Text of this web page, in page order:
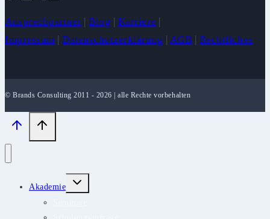
Ansprechpartner |Blog | Karriere |
Impressum |Datenschutzerklärung | AGB | Rechtliches
© Brands Consulting 2011 - 2026 | alle Rechte vorbehalten
Akademie
Untermenü